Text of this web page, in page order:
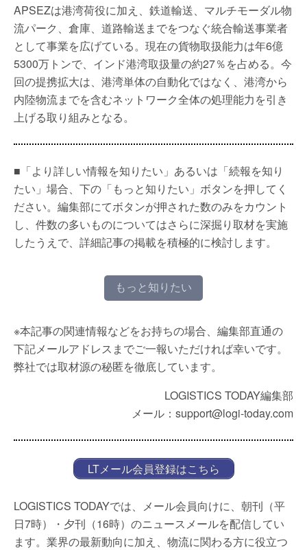
APSEZは港湾荷役に加え、鉄道輸送、マルチモーダル物
流パーク、倉庫、道路輸送までをつなぐ統合輸送事業者
として事業を広げている。現在の貨物取扱能力は年6億
5300万トンで、インド港湾取扱量の約27％を占める。今
回の提携拡大は、港湾単体の自動化ではなく、港湾から
内陸物流までを含むネットワーク全体の処理能力を引き
上げる取り組みとなる。
■「より詳しい情報を知りたい」あるいは「続報を知り
たい」場合、下の「もっと知りたい」ボタンを押してく
ださい。編集部にてボタンが押された数のみをカウント
し、件数の多いものについてはさらに深掘り取材を実施
したうえで、詳細記事の掲載を積極的に検討します。
もっと知りたい
※本記事の関連情報などをお持ちの場合、編集部直通の
下記メールアドレスまでご一報いただければ幸いです。
弊社では取材源の秘匿を徹底しています。
LOGISTICS TODAY編集部
メール：support@logi-today.com
LTメール会員登録はこちら
LOGISTICS TODAYでは、メール会員向けに、朝刊（平
日7時）・夕刊（16時）のニュースメールを配信してい
ます。業界の最新動向に加え、物流に関わる方に役立つ